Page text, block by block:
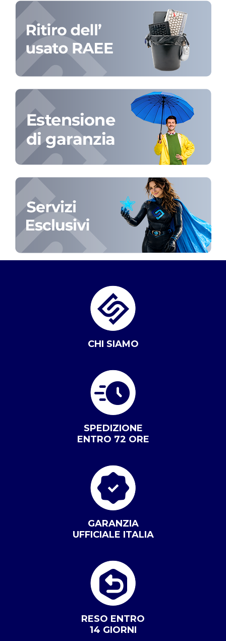
CHI SIAMO
SPEDIZIONE
ENTRO 72 ORE
GARANZIA
UFFICIALE ITALIA
RESO ENTRO
14 GIORNI